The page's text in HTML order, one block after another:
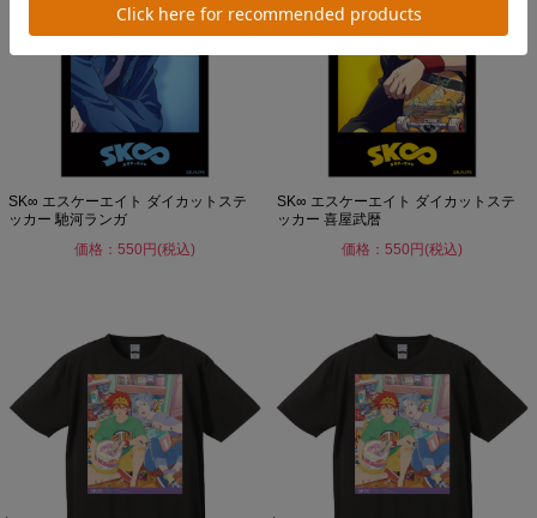
SK∞ エスケーエイト ダイカットステ
ッカー 馳河ランガ
価格：550円(税込)
SK∞ エスケーエイト ダイカットステ
ッカー 喜屋武暦
価格：550円(税込)